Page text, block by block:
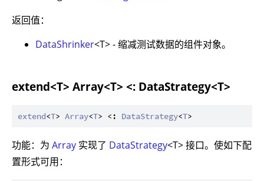
返回值：
DataShrinker<T> - 缩减测试数据的组件对象。
extend<T> Array<T> <: DataStrategy<T>
extend<T> Array<T> <: DataStrategy<T
功能：为 Array 实现了 DataStrategy<T> 接口。使如下配
置形式可用：